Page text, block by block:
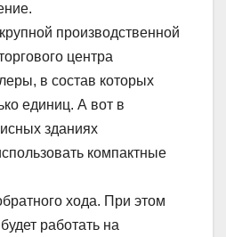
производственной
центра
в состав которых
единиц. А вот в
зданиях
компактные
хода. При этом
работать на